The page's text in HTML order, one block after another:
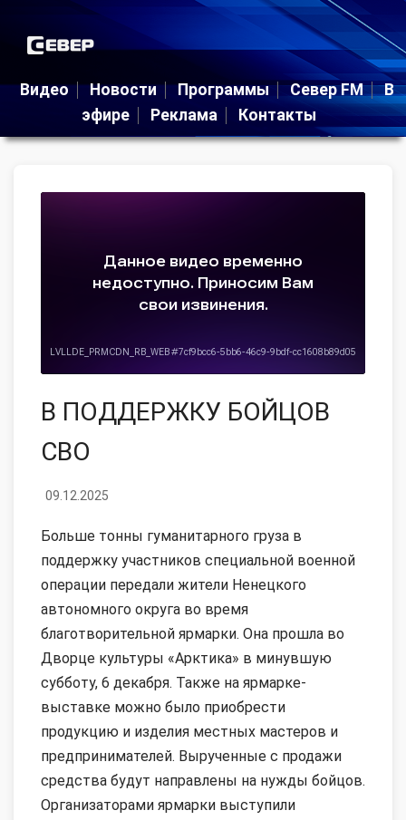
Видео Новости Программы Север FM
В
эфире
Реклама Контакты
В ПОДДЕРЖКУ БОЙЦОВ
СВО
09.12.2025
Больше тонны гуманитарного груза в
поддержку участников специальной военной
операции передали жители Ненецкого
автономного округа во время
благотворительной ярмарки. Она прошла во
Дворце культуры «Арктика» в минувшую
субботу, 6 декабря. Также на ярмарке-
выставке можно было приобрести
продукцию и изделия местных мастеров и
предпринимателей. Вырученные с продажи
средства будут направлены на нужды бойцов.
Организаторами ярмарки выступили